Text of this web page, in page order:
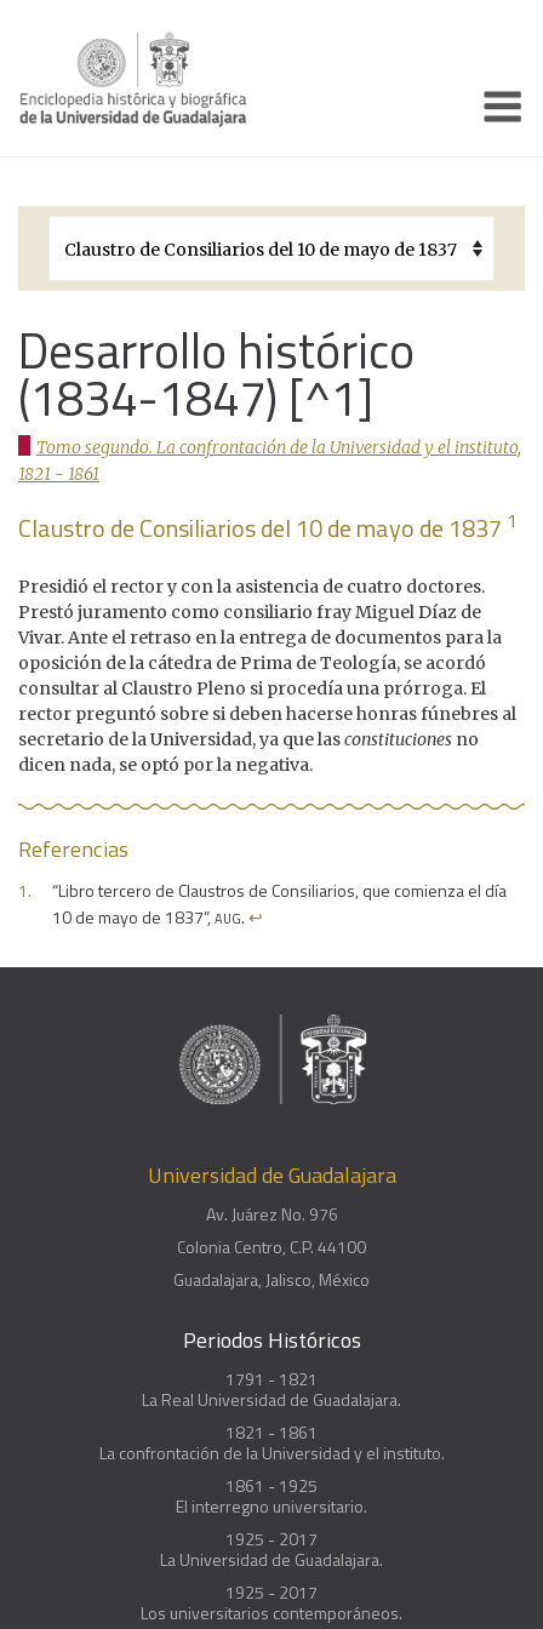
Períodos Históricos
Galería
Documentos institucionales
Desarrollo histórico
(1834-1847) [^1]
Tomo segundo. La confrontación de la Universidad y el instituto,
1821 - 1861
Claustro de Consiliarios del 10 de mayo de 1837 1
Presidió el rector y con la asistencia de cuatro doctores.
Prestó juramento como consiliario fray Miguel Díaz de
Vivar. Ante el retraso en la entrega de documentos para la
oposición de la cátedra de Prima de Teología, se acordó
consultar al Claustro Pleno si procedía una prórroga. El
rector preguntó sobre si deben hacerse honras fúnebres al
secretario de la Universidad, ya que lasconstituciones no
dicen nada, se optó por la negativa.
Referencias
“Libro tercero de Claustros de Consiliarios, que comienza el día
10 de mayo de 1837”,aug.↩︎
Universidad de Guadalajara
Av. Juárez No. 976
Colonia Centro, C.P. 44100
Guadalajara, Jalisco, México
Periodos Históricos
1791 - 1821
La Real Universidad de Guadalajara.
1821 - 1861
La confrontación de la Universidad y el instituto.
1861 - 1925
El interregno universitario.
1925 - 2017
La Universidad de Guadalajara.
1925 - 2017
Los universitarios contemporáneos.